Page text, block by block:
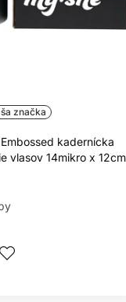
podráždenú
s očami. Pri
vodou.
farbenie mihalníc a
ochranné rukavice.
dosahu detí.
len na
značka
kadernícka
vlasov 14mikro x 12cm